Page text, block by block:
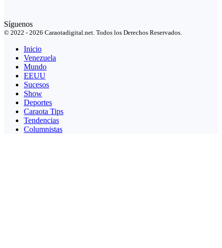
Síguenos
© 2022 - 2026 Caraotadigital.net. Todos los Derechos Reservados.
Inicio
Venezuela
Mundo
EEUU
Sucesos
Show
Deportes
Caraota Tips
Tendencias
Columnistas